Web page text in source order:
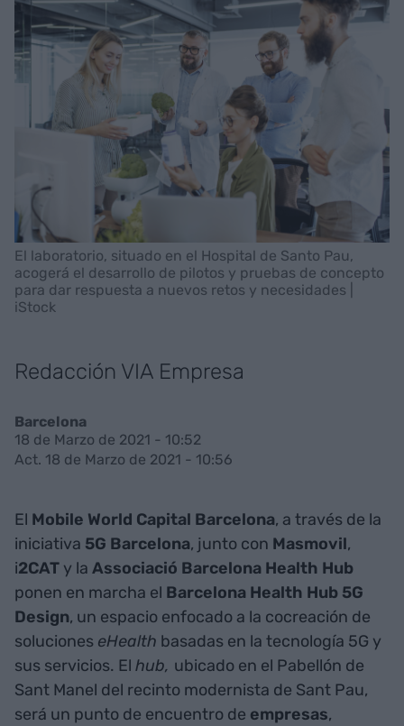
El laboratorio, situado en el Hospital de Santo Pau,
acogerá el desarrollo de pilotos y pruebas de concepto
para dar respuesta a nuevos retos y necesidades |
iStock
Redacción VIA Empresa
Barcelona
18 de Marzo de 2021 - 10:52
Act. 18 de Marzo de 2021 - 10:56
El Mobile World Capital Barcelona, a través de la
iniciativa 5G Barcelona, junto con Masmovil,
i2CAT y la Associació Barcelona Health Hub
ponen en marcha el Barcelona Health Hub 5G
Design, un espacio enfocado a la cocreación de
soluciones eHealth basadas en la tecnología 5G y
sus servicios. El hub, ubicado en el Pabellón de
Sant Manel del recinto modernista de Sant Pau,
será un punto de encuentro de empresas,